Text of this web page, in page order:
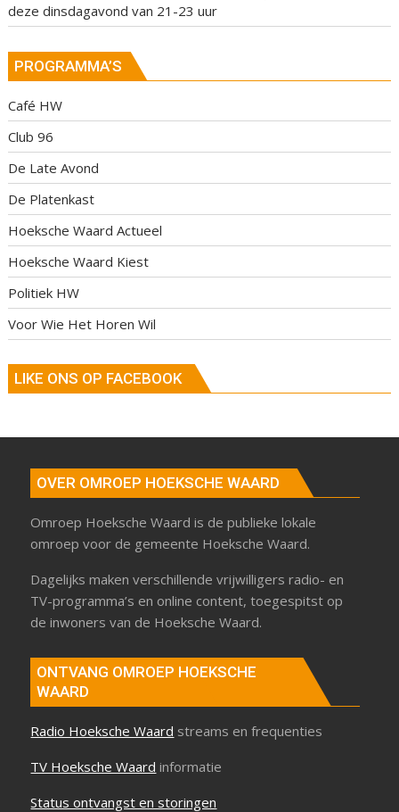
deze dinsdagavond van 21-23 uur
PROGRAMMA’S
Café HW
Club 96
De Late Avond
De Platenkast
Hoeksche Waard Actueel
Hoeksche Waard Kiest
Politiek HW
Voor Wie Het Horen Wil
LIKE ONS OP FACEBOOK
OVER OMROEP HOEKSCHE WAARD
Omroep Hoeksche Waard is de publieke lokale
omroep voor de gemeente Hoeksche Waard.
Dagelijks maken verschillende vrijwilligers radio- en
TV-programma’s en online content, toegespitst op
de inwoners van de Hoeksche Waard.
ONTVANG OMROEP HOEKSCHE
WAARD
Radio Hoeksche Waard streams en frequenties
TV Hoeksche Waard informatie
Status ontvangst en storingen